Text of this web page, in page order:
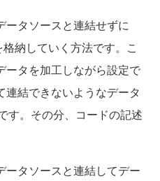
タソースと連結せずに
納していく方法です。こ
ータを加工しながら設定で
連結できないようなデータ
す。その分、コードの記述
タソースと連結してデー